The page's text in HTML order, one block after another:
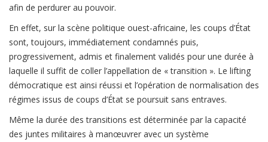
afin de perdurer au pouvoir.
En effet, sur la scène politique ouest-africaine, les coups d’État
sont, toujours, immédiatement condamnés puis,
progressivement, admis et finalement validés pour une durée à
laquelle il suffit de coller l’appellation de « transition ». Le lifting
démocratique est ainsi réussi et l’opération de normalisation des
régimes issus de coups d’État se poursuit sans entraves.
Même la durée des transitions est déterminée par la capacité
des juntes militaires à manœuvrer avec un système